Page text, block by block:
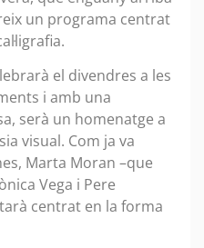
un programa centrat
el divendres a les
i amb una
serà un homenatge a
visual. Com ja va
Marta Moran –que
Vega i Pere
centrat en la forma